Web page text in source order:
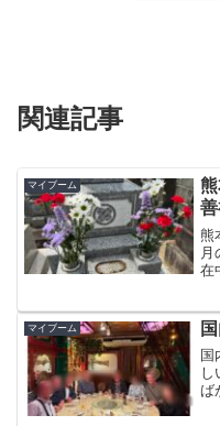
関連記事
マイブーム
熊
在
と
マイブーム
国
し
ば